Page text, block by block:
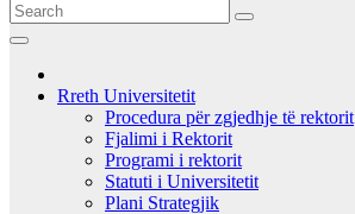
Rreth Universitetit
Procedura për zgjedhje të rektorit
Fjalimi i Rektorit
Programi i rektorit
Statuti i Universitetit
Plani Strategjik